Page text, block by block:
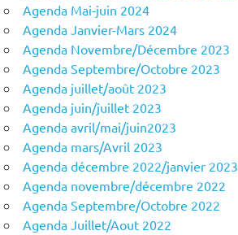
Agenda Mai-juin 2024
Agenda Janvier-Mars 2024
Agenda Novembre/Décembre 2023
Agenda Septembre/Octobre 2023
Agenda juillet/août 2023
Agenda juin/juillet 2023
Agenda avril/mai/juin2023
Agenda mars/Avril 2023
Agenda décembre 2022/janvier 2023
Agenda novembre/décembre 2022
Agenda Septembre/Octobre 2022
Agenda Juillet/Aout 2022